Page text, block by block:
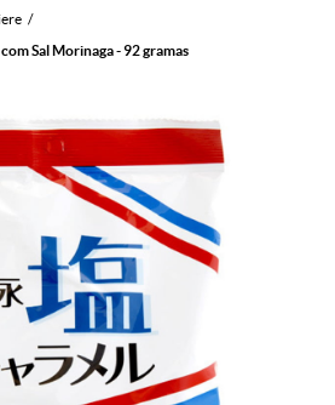
Sal Morinaga - 92 gramas